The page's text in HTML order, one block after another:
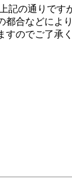
記の通りです
都合などによ
すのでご了承